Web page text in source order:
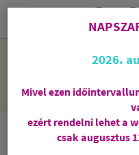
NAPSZARVAS SZÜNET:
i
2026.
Mivel ezen
ezért rendelni lehet a
csak augusztus